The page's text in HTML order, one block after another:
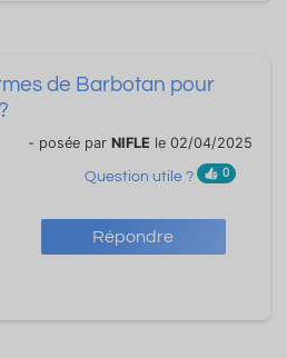
Répondre
de Barbotan pour
- posée par NIFLE le 02/04/2025
Question utile ? 0